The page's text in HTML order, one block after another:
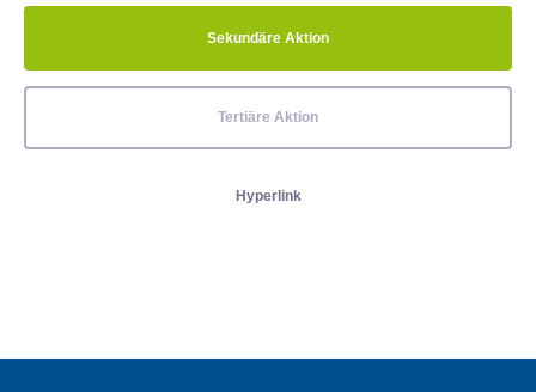
Sekundäre Aktion
Tertiäre Aktion
Hyperlink